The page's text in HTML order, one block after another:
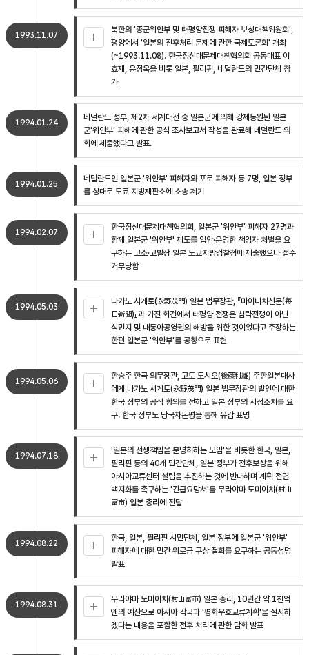
1993.11.07
북한의 '종군위안부 및 태평양전쟁 피해자 보상대책위원회',
평양에서 '일본의 전후처리 문제에 관한 국제토론회' 개최
(~1993.11.08). 한국정신대문제대책협의회 공동대표 이
효재, 윤정옥을 비롯 일본, 필리핀, 네덜란드의 민간단체 참
가
1994.01.24
네덜란드 정부, 제2차 세계대전 중 일본군에 의해 강제동원된 일본
군'위안부' 피해에 관한 공식 조사보고서 작성을 완료해 네덜란드 의
회에 제출했다고 발표.
1994.01.25
네덜란드인 일본군 '위안부' 피해자와 포로 피해자 등 7명, 일본 정부
를 상대로 도쿄 지방재판소에 소송 제기
1994.02.07
한국정신대문제대책협의회, 일본군 '위안부' 피해자 27명과
함께 일본군 '위안부' 제도를 입안·운영한 책임자 처벌을 요
구하는 고소·고발장 일본 도쿄지방검찰청에 제출했으나 접수
거부당함
1994.05.03
나가노 시게토(永野茂門) 일본 법무장관, 『마이니치신문(毎
日新聞)』과 가진 회견에서 태평양 전쟁은 침략전쟁이 아닌
식민지 및 대동아공영권의 해방을 위한 것이었다고 주장하는
한편 일본군 '위안부'를 공창으로 표현
1994.05.06
한승주 한국 외무장관, 고토 도시오(後藤利雄) 주한일본대사
에게 나가노 시게토(永野茂門) 일본 법무장관의 발언에 대한
한국 정부의 공식 항의를 전하고 일본 정부의 시정조치를 요
구. 한국 정부도 당국자논평을 통해 유감 표명
1994.07.18
'일본의 전쟁책임을 분명히하는 모임'을 비롯한 한국, 일본,
필리핀 등의 40개 민간단체, 일본 정부가 전후보상을 위해
아시아교류센터 설립을 추진하는 것에 반대하며 계획 전면
백지화를 촉구하는 '긴급요망서'를 무라야마 도미이치(村山
富市) 일본 총리에 전달
1994.08.22
한국, 일본, 필리핀 시민단체, 일본 정부에 일본군 '위안부'
피해자에 대한 민간 위로금 구상 철회를 요구하는 공동성명
발표
1994.08.31
무라야마 도미이치(村山富市) 일본 총리, 10년간 약 1천억
엔의 예산으로 아시아 각국과 '평화우호교류계획'을 실시하
겠다는 내용을 포함한 전후 처리에 관한 담화 발표